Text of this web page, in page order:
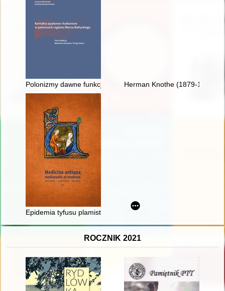
Polonizmy dawne funkcjonujące w rosyjskiej gwarze
Herman Knothe (1879-1961) :
Epidemia tyfusu plamistego w więzieniu kieleckim w latach
ROCZNIK 2021